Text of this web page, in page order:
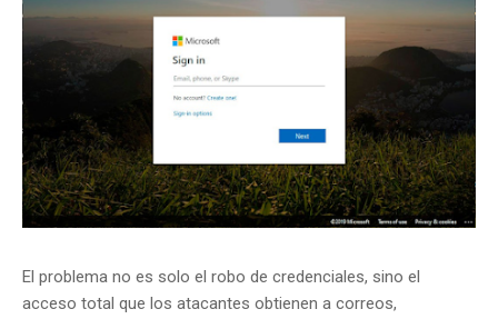
El problema no es solo el robo de credenciales, sino el
acceso total que los atacantes obtienen a correos,